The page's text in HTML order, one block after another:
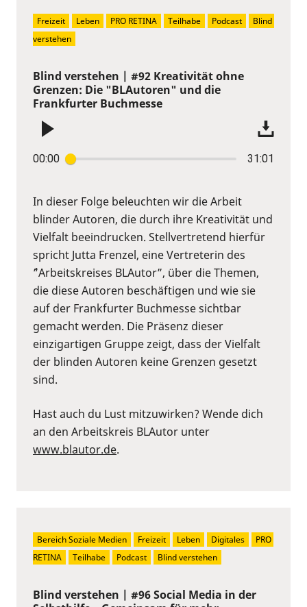
Blind verstehen | #92 Kreativität ohne
Grenzen: Die "BLAutoren" und die
Frankfurter Buchmesse
00:00 31:01
In dieser Folge beleuchten wir die Arbeit
blinder Autoren, die durch ihre Kreativität und
Vielfalt beeindrucken. Stellvertretend hierfür
spricht Jutta Frenzel, eine Vertreterin des
´”Arbeitskreises BLAutor”, über die Themen,
die diese Autoren beschäftigen und wie sie
auf der Frankfurter Buchmesse sichtbar
gemacht werden. Die Präsenz dieser
einzigartigen Gruppe zeigt, dass der Vielfalt
der blinden Autoren keine Grenzen gesetzt
sind.
Hast auch du Lust mitzuwirken? Wende dich
an den Arbeitskreis BLAutor unter
www.blautor.de.
Freizeit Leben PRO RETINA Teilhabe Podcast
Blind
verstehen
Blind verstehen | #96 Social Media in der
Bereich Soziale Medien Freizeit Leben Digitales
PRO
RETINA
Teilhabe Podcast Blind verstehen